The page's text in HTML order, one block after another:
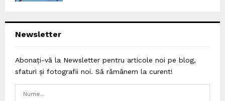
Newsletter
Abonați-vă la Newsletter pentru articole noi pe blog,
sfaturi și fotografii noi. Să rămânem la curent!